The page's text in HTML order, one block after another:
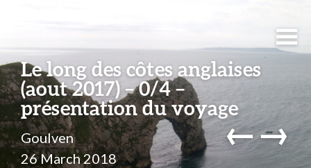
Le long des côtes anglaises
(aout 2017) – 0/4 –
présentation du voyage
Goulven
26 March 2018
←→